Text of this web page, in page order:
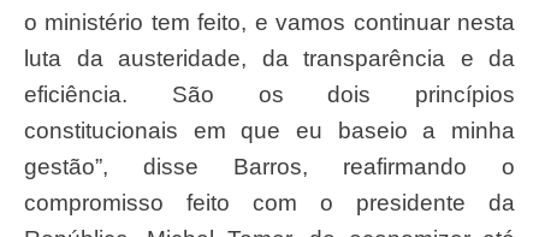
o ministério tem feito, e vamos continuar nesta
luta da austeridade, da transparência e da
eficiência. São os dois princípios
constitucionais em que eu baseio a minha
gestão”, disse Barros, reafirmando o
compromisso feito com o presidente da